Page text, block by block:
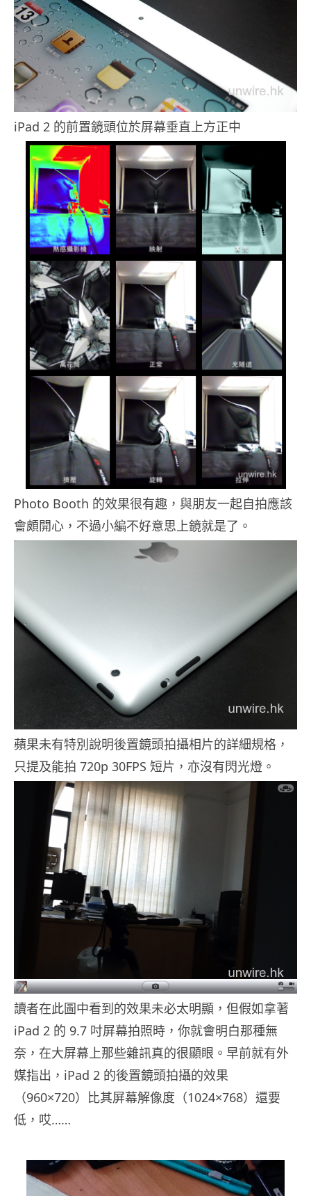
iPad 2 的前置鏡頭位於屏幕垂直上方正中
Photo Booth 的效果很有趣，與朋友一起自拍應該
會頗開心，不過小編不好意思上鏡就是了。
蘋果未有特別說明後置鏡頭拍攝相片的詳細規格，
只提及能拍 720p 30FPS 短片，亦沒有閃光燈。
讀者在此圖中看到的效果未必太明顯，但假如拿著
iPad 2 的 9.7 吋屏幕拍照時，你就會明白那種無
奈，在大屏幕上那些雜訊真的很顯眼。早前就有外
媒指出，iPad 2 的後置鏡頭拍攝的效果
（960×720）比其屏幕解像度（1024×768）還要
低，哎……